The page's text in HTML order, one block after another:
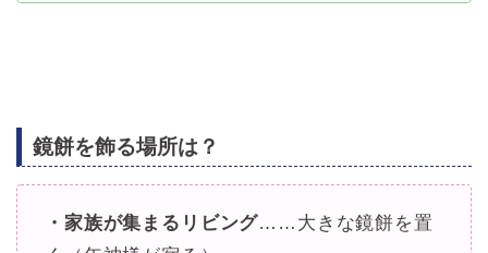
鏡餅を飾る場所は？
・家族が集まるリビング……大きな鏡餅を置